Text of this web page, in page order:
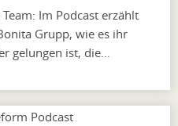
Im Podcast erzählt
Grupp, wie es ihr
gelungen ist, die…